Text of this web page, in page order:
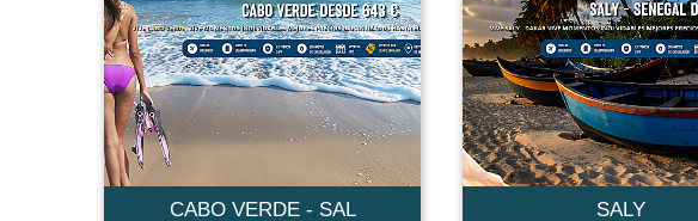
CABO VERDE - SAL SALY